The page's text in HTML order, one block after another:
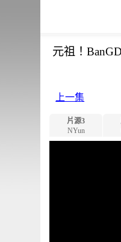
元祖！
上一集
片源3
NYun